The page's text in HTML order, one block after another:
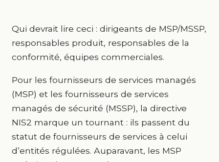
Qui devrait lire ceci : dirigeants de MSP/MSSP,
responsables produit, responsables de la
conformité, équipes commerciales.
Pour les fournisseurs de services managés
(MSP) et les fournisseurs de services
managés de sécurité (MSSP), la directive
NIS2 marque un tournant : ils passent du
statut de fournisseurs de services à celui
d’entités régulées. Auparavant, les MSP